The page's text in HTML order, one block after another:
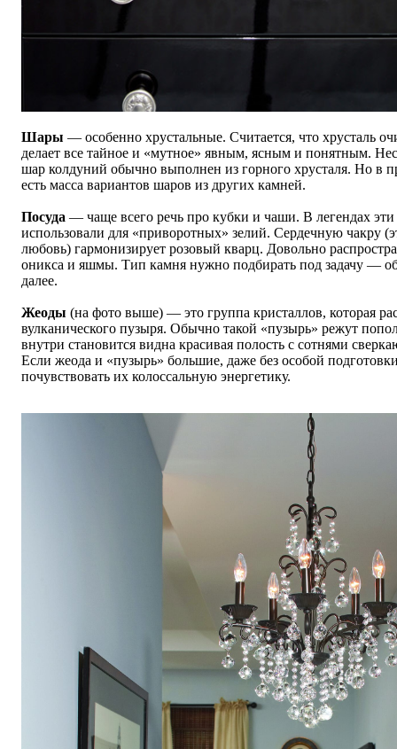
Шары — особенно хрустальные. Считается, что хрусталь
делает все тайное и «мутное» явным, ясным и понятным.
шар колдуний обычно выполнен из горного хрусталя. Но в
есть масса вариантов шаров из других камней.
Посуда — чаще всего речь про кубки и чаши. В легендах
использовали для «приворотных» зелий. Сердечную чакру
любовь) гармонизирует розовый кварц. Довольно
оникса и яшмы. Тип камня нужно подбирать под задачу —
далее.
Жеоды (на фото выше) — это группа кристаллов, которая
вулканического пузыря. Обычно такой «пузырь» режут
внутри становится видна красивая полость с сотнями
Если жеода и «пузырь» большие, даже без особой
почувствовать их колоссальную энергетику.